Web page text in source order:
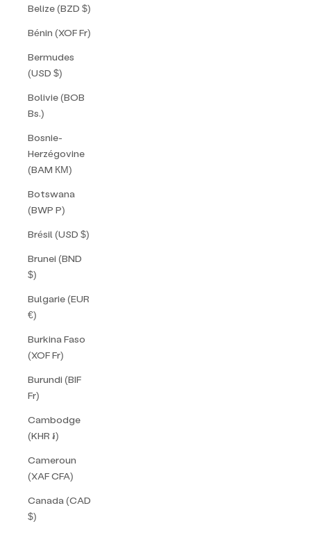
Belize (BZD $)
Bénin (XOF Fr)
Bermudes
(USD $)
Bolivie (BOB
Bs.)
Bosnie-
Herzégovine
(BAM КМ)
Botswana
(BWP P)
Brésil (USD $)
Brunei (BND
$)
Bulgarie (EUR
€)
Burkina Faso
(XOF Fr)
Burundi (BIF
Fr)
Cambodge
(KHR ៛)
Cameroun
(XAF CFA)
Canada (CAD
$)